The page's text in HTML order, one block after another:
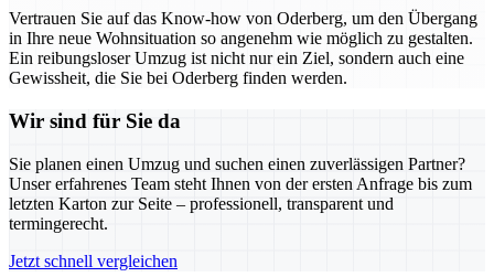
Vertrauen Sie auf das Know-how von Oderberg, um den Übergang
in Ihre neue Wohnsituation so angenehm wie möglich zu gestalten.
Ein reibungsloser Umzug ist nicht nur ein Ziel, sondern auch eine
Gewissheit, die Sie bei Oderberg finden werden.
Wir sind für Sie da
Sie planen einen Umzug und suchen einen zuverlässigen Partner?
Unser erfahrenes Team steht Ihnen von der ersten Anfrage bis zum
letzten Karton zur Seite – professionell, transparent und
termingerecht.
Jetzt schnell vergleichen